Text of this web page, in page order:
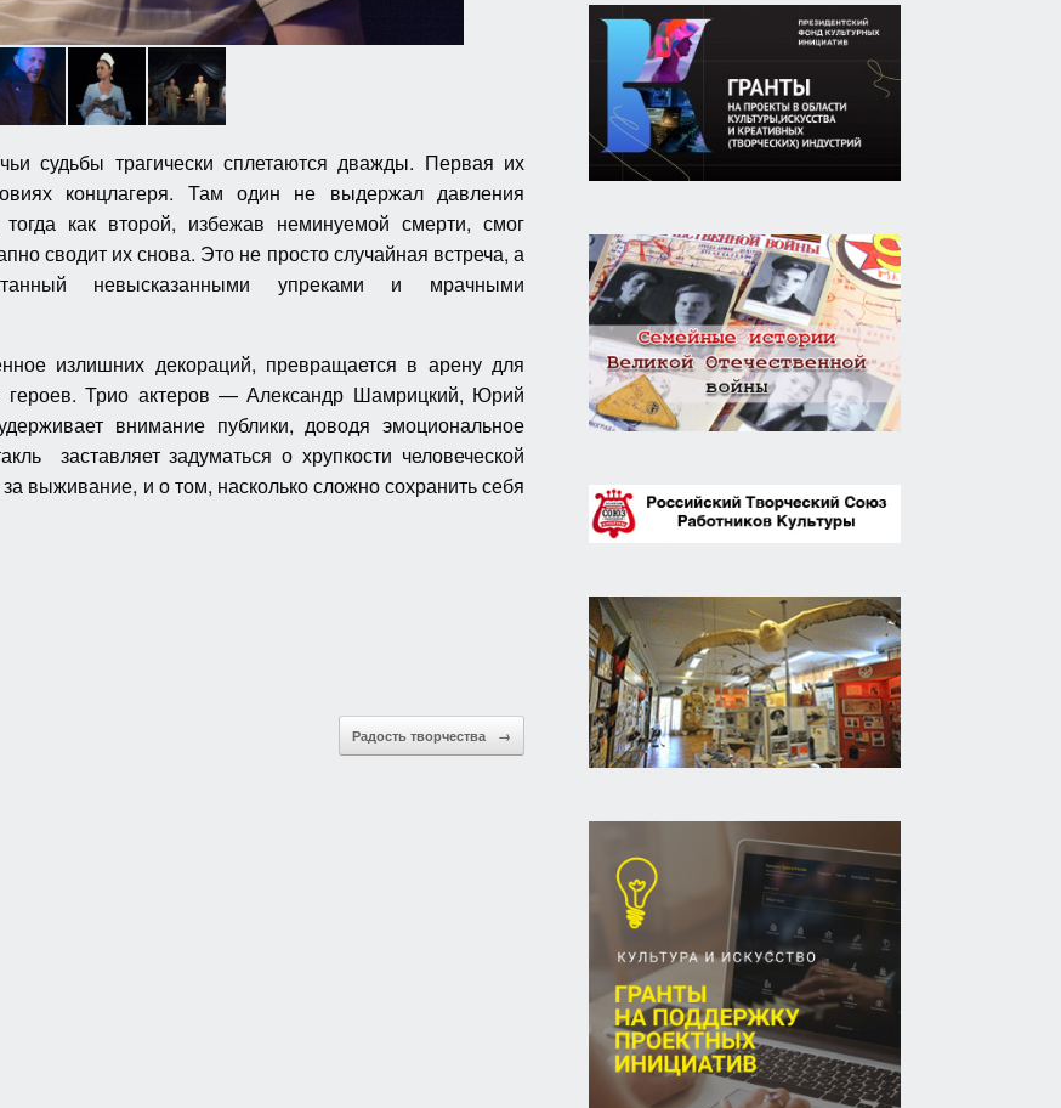
судьбы трагически сплетаются дважды. Первая их
концлагеря. Там один не выдержал давления
как второй, избежав неминуемой смерти, смог
сводит их снова. Это не просто случайная встреча, а
невысказанными упреками и мрачными
излишних декораций, превращается в арену для
героев. Трио актеров — Александр Шамрицкий, Юрий
внимание публики, доводя эмоциональное
заставляет задуматься о хрупкости человеческой
выживание, и о том, насколько сложно сохранить себя
Радость творчества →